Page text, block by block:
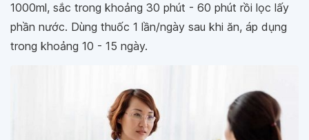
1000ml, sắc trong khoảng 30 phút - 60 phút rồi lọc lấy
phần nước. Dùng thuốc 1 lần/ngày sau khi ăn, áp dụng
trong khoảng 10 - 15 ngày.